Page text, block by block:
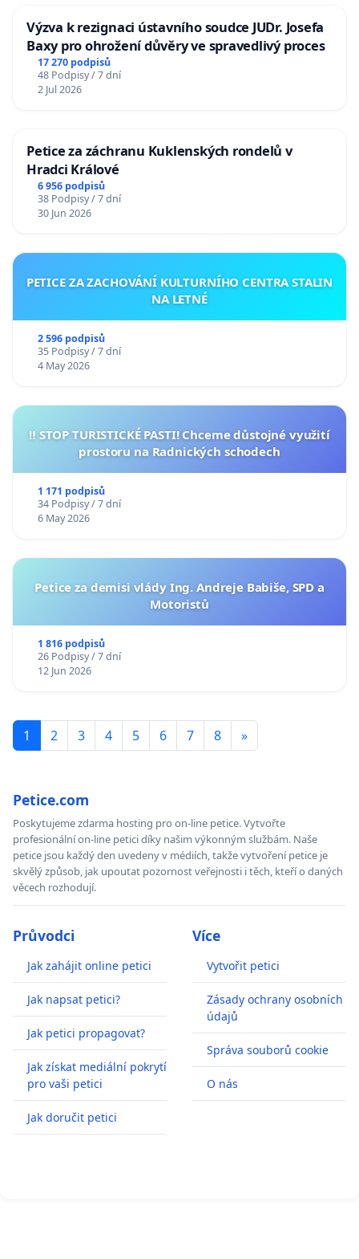
Výzva k rezignaci ústavního soudce JUDr. Josefa
Baxy pro ohrožení důvěry ve spravedlivý proces
17 270 podpisů
48 Podpisy / 7 dní
2 Jul 2026
Petice za záchranu Kuklenských rondelů v
Hradci Králové
6 956 podpisů
38 Podpisy / 7 dní
30 Jun 2026
PETICE ZA ZACHOVÁNÍ KULTURNÍHO CENTRA STALIN
NA LETNÉ
2 596 podpisů
35 Podpisy / 7 dní
4 May 2026
‼️ STOP TURISTICKÉ PASTI! Chceme důstojné využití
prostoru na Radnických schodech
1 171 podpisů
34 Podpisy / 7 dní
6 May 2026
Petice za demisi vlády Ing. Andreje Babiše, SPD a
Motoristů
1 816 podpisů
26 Podpisy / 7 dní
12 Jun 2026
1 2 3 4 5 6 7 8 »
Petice.com
Poskytujeme zdarma hosting pro on-line petice. Vytvořte
profesionální on-line petici díky našim výkonným službám. Naše
petice jsou každý den uvedeny v médiích, takže vytvoření petice je
skvělý způsob, jak upoutat pozornost veřejnosti i těch, kteří o daných
věcech rozhodují.
Průvodci
Jak zahájit online petici
Jak napsat petici?
Jak petici propagovat?
Jak získat mediální pokrytí
pro vaši petici
Jak doručit petici
Více
Vytvořit petici
Zásady ochrany osobních
údajů
Správa souborů cookie
O nás